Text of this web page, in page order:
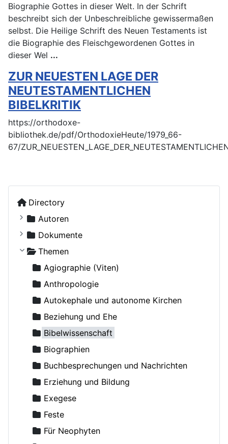
Directory
Autoren
Kostiuczuk, Jakub, Bischof von Białystok und
Ohne Autor
Adamenko, Natalya
Adrian (Pashin), Hegumen
Agapit (Belowidow), Schemaarchimandrit
Agapit, Bischof von Stuttgart
Aksjutschitz, Viktor
Alexander Schmorell, Märtyrer, Heiliger
Alexander, Erzbischof von Berlin und Deutschland
Alexij II (Ridiger), Patriarch von Moskau
Alexis (van der Mensbrugge), Erzbischof
Alexis (von Meudon), Bischof
Altmann, Rüdiger
Dokumente
Russische Orthodoxe Kirche
Russische Orthodoxe Kirche im Ausland
Themen
Agiographie (Viten)
Anthropologie
Autokephale und autonome Kirchen
Beziehung und Ehe
Bibelwissenschaft
Biographien
Buchbesprechungen und Nachrichten
Erziehung und Bildung
Exegese
Feste
Für Neophyten
Biographie Gottes in dieser Welt. In der Schrift
beschreibt sich der Unbeschreibliche gewissermaßen
selbst. Die Heilige Schrift des Neuen Testaments ist
die Biographie des Fleischgewordenen Gottes in
dieser Wel ...
ZUR NEUESTEN LAGE DER
NEUTESTAMENTLICHEN
BIBELKRITIK
https://orthodoxe-
bibliothek.de/pdf/OrthodoxieHeute/1979_66-
67/